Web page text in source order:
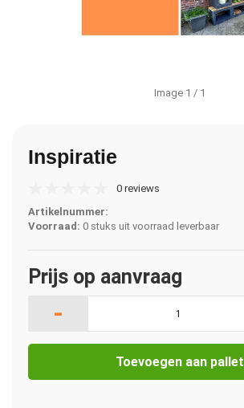
Image 1 / 1
Inspiratie
0 reviews
Artikelnummer:
Voorraad: 0 stuks uit voorraad leverbaar
Prijs op aanvraag
-
Toevoegen aan pallet